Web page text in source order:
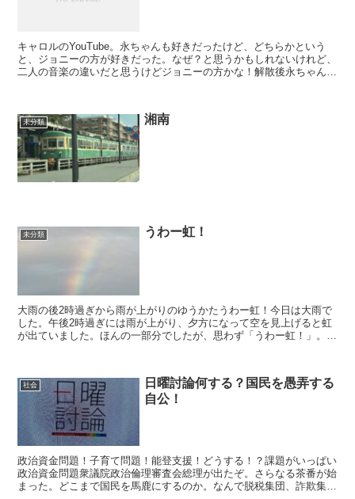
キャロルのYouTube。永ちゃんも好きだったけど、どちらかという
と、ジョニーの方が好きだった。なぜ？と思うかもしれないけれど、
二人の音楽の違いだと思うけどジョニーの方かな！解散後永ちゃんが
未分類 湘南
未分類 うわー虹！
大雨の後2時過ぎから雨が上がりのゆうかたうわー虹！今日は大雨で
した。午後2時過ぎには雨が上がり、夕方になって空を見上げると虹
が出ていました。ほんの一部分でしたが、思わず「うわー虹！」。大
社会
日曜討論何する？国民を愚弄する
自公！
政治資金問題！子育て問題！能登支援！どうする！？課題がいっぱい
政治資金問題衆議院政治倫理審査会総理が出たぞ。さらなる茶番が始
まった。どこまで国民を馬鹿にするのか。なんで脱税集団、詐欺集